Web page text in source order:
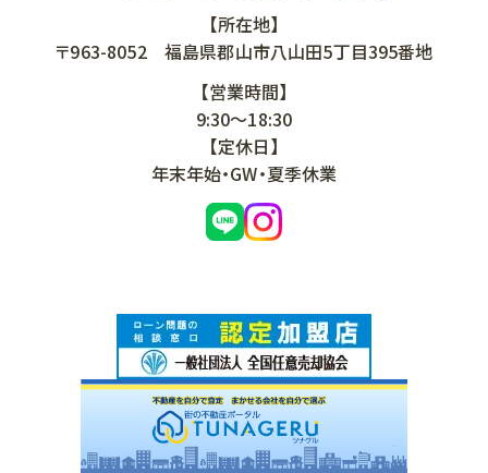
【所在地】
〒963-8052
福島県郡山市八山田5丁目395番地
【営業時間】
9:30～18:30
【定休日】
年末年始・GW・夏季休業